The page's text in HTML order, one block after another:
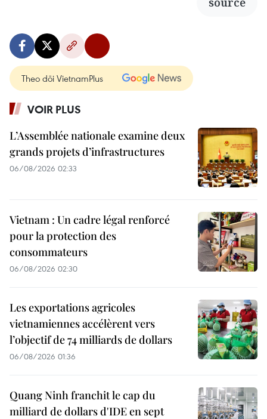
Theo dõi VietnamPlus
VOIR PLUS
L’Assemblée nationale examine deux
grands projets d’infrastructures
06/08/2026 02:33
Vietnam : Un cadre légal renforcé
pour la protection des
consommateurs
06/08/2026 02:30
Les exportations agricoles
vietnamiennes accélèrent vers
l’objectif de 74 milliards de dollars
06/08/2026 01:36
Quang Ninh franchit le cap du
milliard de dollars d'IDE en sept